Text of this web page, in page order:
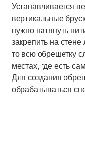
Устанавливается
вертикальные
нужно натянуть
закрепить на
то всю обрешетку
местах, где есть
Для создания
обрабатываться